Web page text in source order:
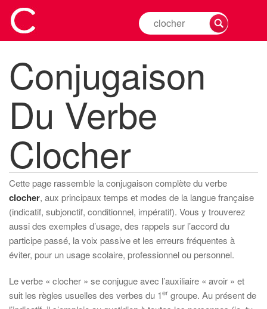
Rechercher
la
d'un
verbe
Conjugaison
Du Verbe
Clocher
Cette page rassemble la conjugaison complète du verbe
clocher, aux principaux temps et modes de la langue française
(indicatif, subjonctif, conditionnel, impératif). Vous y trouverez
aussi des exemples d’usage, des rappels sur l’accord du
participe passé, la voix passive et les erreurs fréquentes à
éviter, pour un usage scolaire, professionnel ou personnel.
Le verbe « clocher » se conjugue avec l’auxiliaire « avoir » et
suit les règles usuelles des verbes du 1er groupe. Au présent de